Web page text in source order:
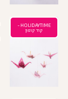
HOLIDAYTIME -
קוד קופון